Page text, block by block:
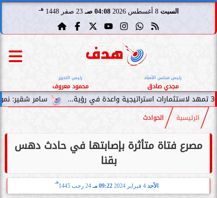
السبت 8 أغسطس 2026 04:08 صـ 23 صفر 1448 هـ
رئيس مجلس الأمناء
مجدي صادق
رئيس التحرير
محمود معروف
سامر شقير: نمو صناديق
الرئيسية الحوادث
مصرع فتاة متأثرة بإصابتها في حادث دهس
بقنا
الأحد 09:22 مـ 24 رجب 1445
هـ